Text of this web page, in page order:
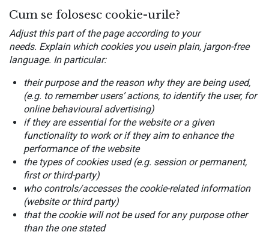
Cum se folosesc cookie-urile?
Adjust this part of the page according to your
needs. Explain which cookies you usein plain, jargon-free
language. In particular:
their purpose and the reason why they are being used,
(e.g. to remember users’ actions, to identify the user, for
online behavioural advertising)
if they are essential for the website or a given
functionality to work or if they aim to enhance the
performance of the website
the types of cookies used (e.g. session or permanent,
first or third-party)
who controls/accesses the cookie-related information
(website or third party)
that the cookie will not be used for any purpose other
than the one stated